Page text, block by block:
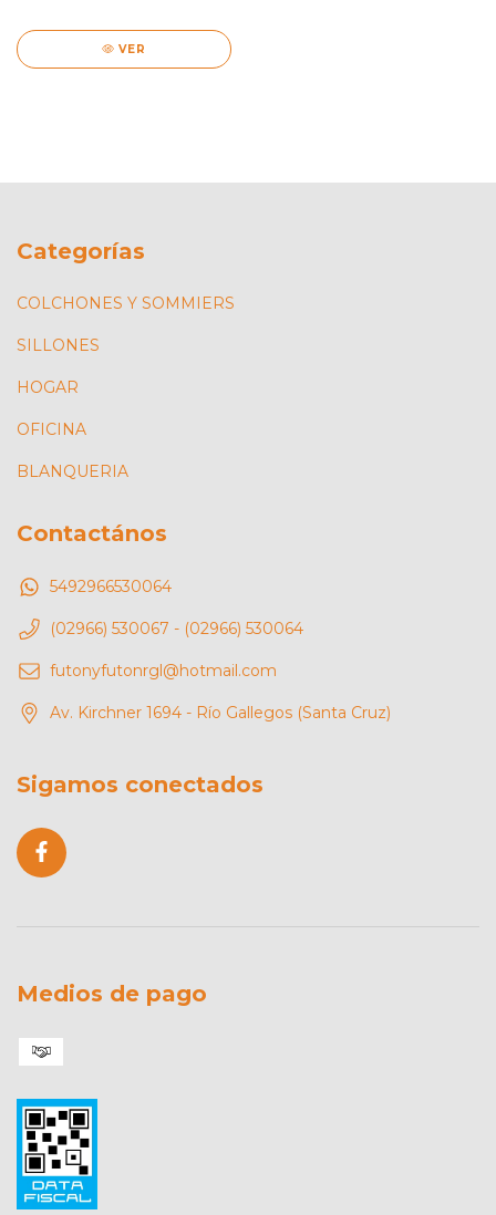
VER
Categorías
COLCHONES Y SOMMIERS
SILLONES
HOGAR
OFICINA
BLANQUERIA
Contactános
5492966530064
(02966) 530067 - (02966) 530064
futonyfutonrgl@hotmail.com
Av. Kirchner 1694 - Río Gallegos (Santa Cruz)
Sigamos conectados
Medios de pago